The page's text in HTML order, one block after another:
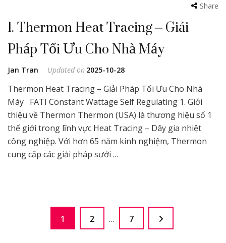
Share
1. Thermon Heat Tracing – Giải
Pháp Tối Ưu Cho Nhà Máy
Jan Tran Updated on 2025-10-28
Thermon Heat Tracing – Giải Pháp Tối Ưu Cho Nhà
Máy FATI Constant Wattage Self Regulating 1. Giới
thiệu về Thermon Thermon (USA) là thương hiệu số 1
thế giới trong lĩnh vực Heat Tracing – Dây gia nhiệt
công nghiệp. Với hơn 65 năm kinh nghiệm, Thermon
cung cấp các giải pháp sưởi …
Page
1 Page
2 … Page
7